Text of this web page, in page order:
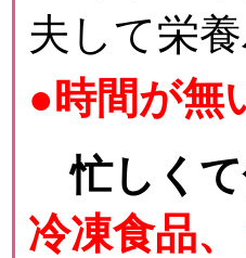
夫して栄
●時間が無
忙しく
冷凍食品